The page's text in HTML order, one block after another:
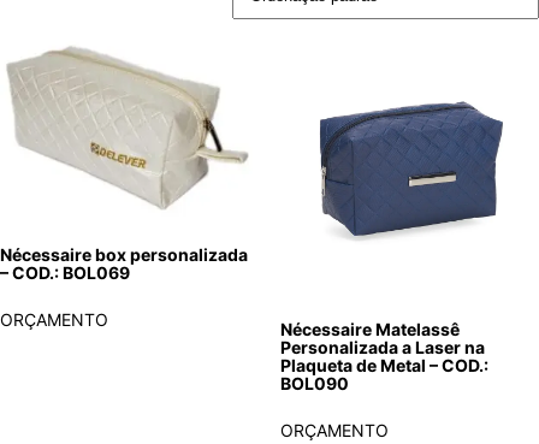
Nécessaire box personalizada
– COD.: BOL069
ORÇAMENTO
Nécessaire Matelassê
Personalizada a Laser na
Plaqueta de Metal – COD.:
BOL090
ORÇAMENTO